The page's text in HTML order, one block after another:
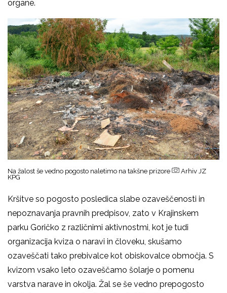
organe.
Na žalost še vedno pogosto naletimo na takšne prizore
Arhiv JZ
KPG
Kršitve so pogosto posledica slabe ozaveščenosti in
nepoznavanja pravnih predpisov, zato v Krajinskem
parku Goričko z različnimi aktivnostmi, kot je tudi
organizacija kviza o naravi in človeku, skušamo
ozaveščati tako prebivalce kot obiskovalce območja. S
kvizom vsako leto ozaveščamo šolarje o pomenu
varstva narave in okolja. Žal se še vedno prepogosto